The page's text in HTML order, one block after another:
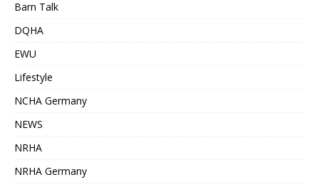
Barn Talk
DQHA
EWU
Lifestyle
NCHA Germany
NEWS
NRHA
NRHA Germany